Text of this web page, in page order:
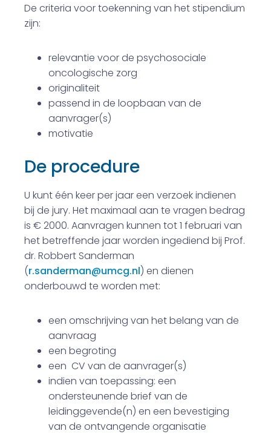
De criteria voor toekenning van het stipendium
zijn:
relevantie voor de psychosociale
oncologische zorg
originaliteit
passend in de loopbaan van de
aanvrager(s)
motivatie
De procedure
U kunt één keer per jaar een verzoek indienen
bij de jury. Het maximaal aan te vragen bedrag
is € 2000. Aanvragen kunnen tot 1 februari van
het betreffende jaar worden ingediend bij Prof.
dr. Robbert Sanderman
(r.sanderman@umcg.nl) en dienen
onderbouwd te worden met:
een omschrijving van het belang van de
aanvraag
een begroting
een CV van de aanvrager(s)
indien van toepassing: een
ondersteunende brief van de
leidinggevende(n) en een bevestiging
van de ontvangende organisatie